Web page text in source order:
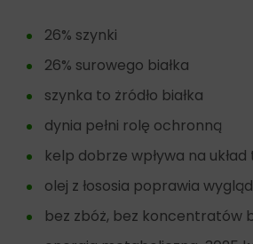
26% szynki
26% surowego białka
szynka to żródło białka
dynia pełni rolę ochronną
kelp dobrze wpływa na
olej z łososia poprawia
bez zbóż, bez koncentratów